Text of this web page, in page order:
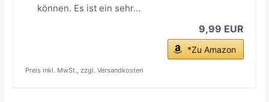
können. Es ist ein sehr...
9,99 EUR
*Zu Amazon
Preis inkl. MwSt., zzgl. Versandkosten